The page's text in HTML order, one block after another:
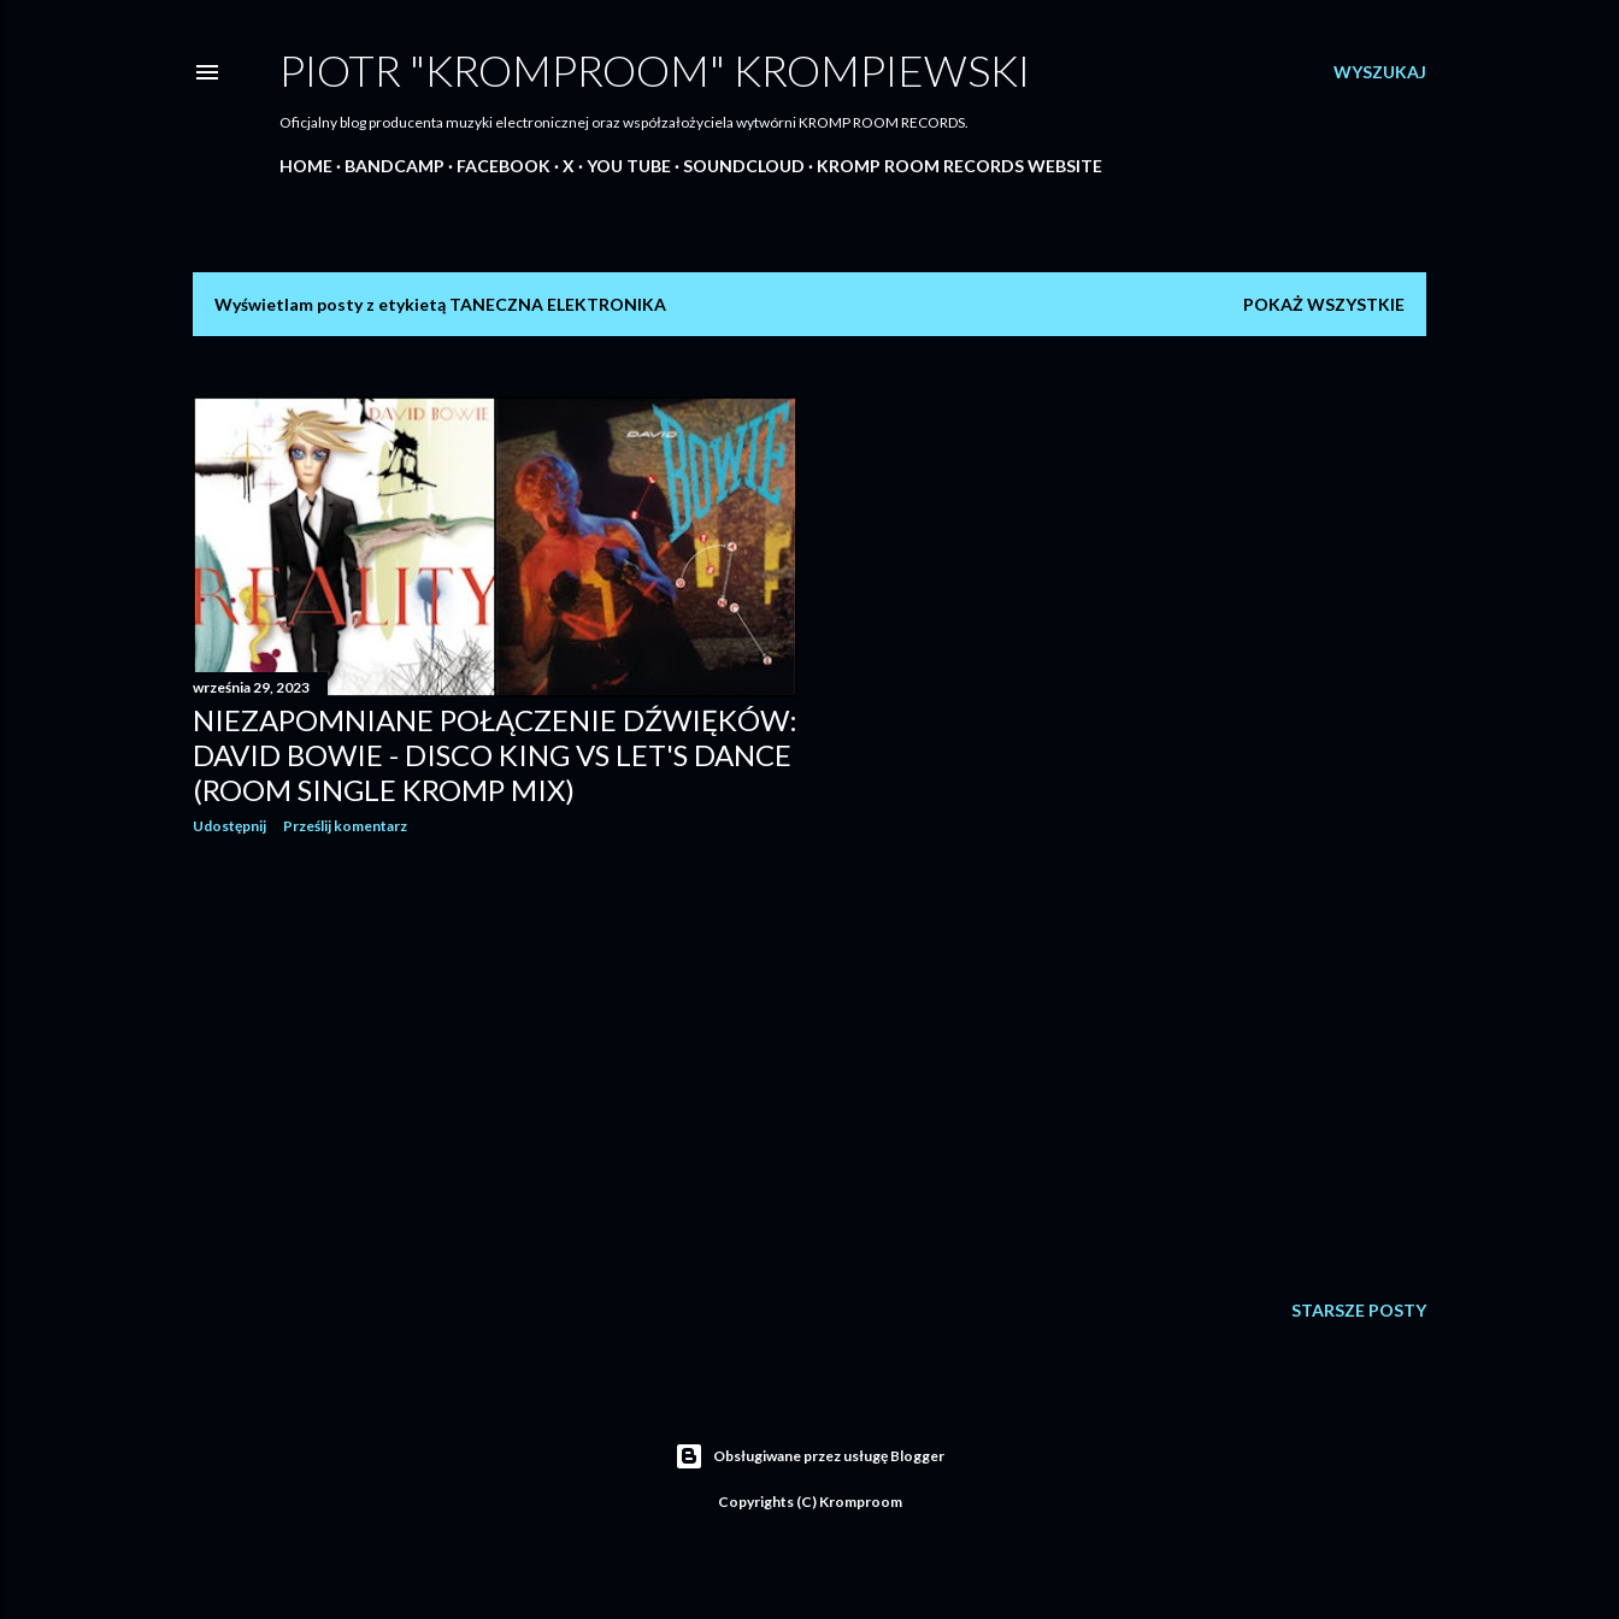
WYSZUKAJ
PIOTR "KROMPROOM" KROMPIEWSKI
Oficjalny blog producenta muzyki electronicznej oraz współzałożyciela wytwórni KROMP ROOM RECORDS.
HOME BANDCAMP FACEBOOK X YOU TUBE SOUNDCLOUD KROMP ROOM RECORDS WEBSITE
s
t
Wyświetlam posty z etykietą TANECZNA ELEKTRONIKA POKAŻ WSZYSTKIE
września 29, 2023
NIEZAPOMNIANE POŁĄCZENIE DŹWIĘKÓW:
DAVID BOWIE - DISCO KING VS LET'S DANCE
(ROOM SINGLE KROMP MIX)
Udostępnij Prześlij komentarz
STARSZE POSTY
Obsługiwane przez usługę Blogger
Copyrights (C) Kromproom